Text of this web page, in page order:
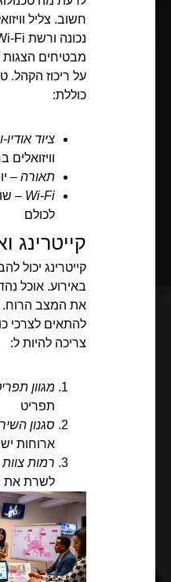
חשוב. צליל
מבטיחים הצגות
על ריכוז הקהל.
כוללת:
ציוד אודיו-
וויזואלים
תאורה –
Wi-Fi
–
לכולם
קייטרינג
קייטרינג יכול
באירוע. אוכל
את המצב הרוח.
להתאים לצרכי
צריכה להיות ל:
מגוון
תפריט
סגנון
ארוחות
רמות צוות
לשרת את